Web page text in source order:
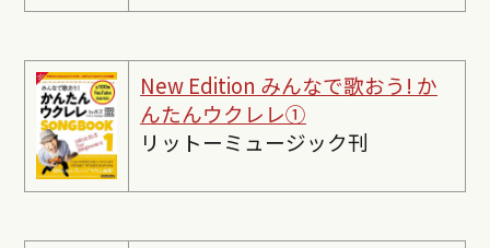
New Edition みんなで歌おう! か
んたんウクレレ①
リットーミュージック刊